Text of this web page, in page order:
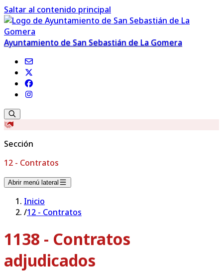
Saltar al contenido principal
Ayuntamiento de San Sebastián de La Gomera
Sección
12 - Contratos
Abrir menú lateral
Inicio
/12 - Contratos
1138 - Contratos
adjudicados